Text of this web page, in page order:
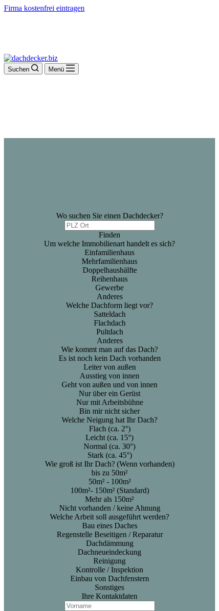
Firma kostenfrei eintragen
Suchen Menü
Wo suchen Sie einen Dachdecker?
Finden
Um welche Immobilienart handelt es sich?
Einfamilienhaus
Mehrfamilienhaus
Doppelhaushälfte
Reihenhaus
Gewerbe
Anderes
Welche Dachform liegt vor?
Satteldach
Flachdach
Pultdach
Anderes
Wie kommt man auf das Dach?
Es ist noch kein Dach vorhanden
Leiter von außen
Ausstieg von innen
Geht von außen und von innen
Nur über ein Gerüst
Nur mit Arbeitsbühne
Bin mir nicht sicher
Welche Neigung hat Ihr Dach?
Flach (ca. 2°)
Leicht (ca. 15°)
Normal (ca. 30°)
Stark (ca. 45°)
Wie groß ist Ihr Dach? (Wenn vorhanden)
bis zu 50m²
50m² - 100m²
100m²- 150m² (Standard)
Mehr als 150m²
Nicht vorhanden / keine Ahnung
Welche Arbeit soll ausgeführt werden?
Bau eines Daches
Regenstelle Beseitigen / Reparatur
Dachdämmung
Dachneueindeckung
Reinigung
Kontrolle / Inspektion
Einbau von Dachfenstern
Sonstiges
Ihre Kontaktdaten